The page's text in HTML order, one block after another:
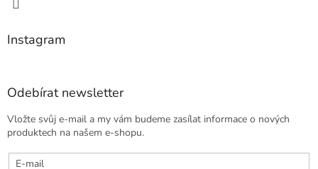
Instagram
Odebírat newsletter
Vložte svůj e-mail a my vám budeme zasílat informace o nových
produktech na našem e-shopu.
E-mail